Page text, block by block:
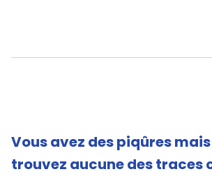
Vous avez des piqûres
trouvez aucune des traces